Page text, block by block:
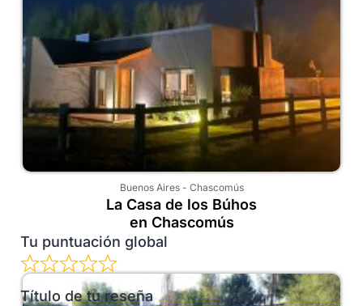
Buenos Aires- Chascomús
La Casa de los Búhos
en Chascomús
Tu puntuación global
Título de tu reseña